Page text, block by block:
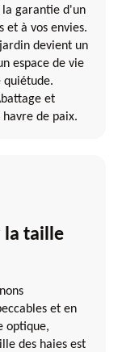
la garantie d'un
et à vos envies.
devient un
espace de vie
quiétude.
et
de paix.
la taille
et en
optique,
des haies est